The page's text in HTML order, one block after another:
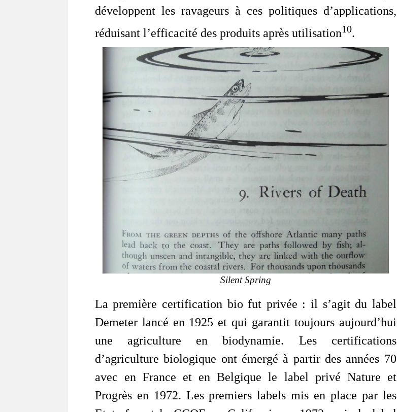
développent les ravageurs à ces politiques d’applications,
réduisant l’efficacité des produits après utilisation10.
Silent Spring
La première certification bio fut privée : il s’agit du label
Demeter lancé en 1925 et qui garantit toujours aujourd’hui
une agriculture en biodynamie. Les certifications
d’agriculture biologique ont émergé à partir des années 70
avec en France et en Belgique le label privé Nature et
Progrès en 1972. Les premiers labels mis en place par les